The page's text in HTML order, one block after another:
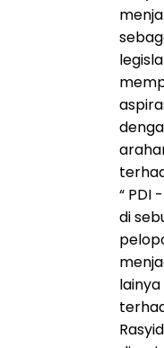
“ PDI
di